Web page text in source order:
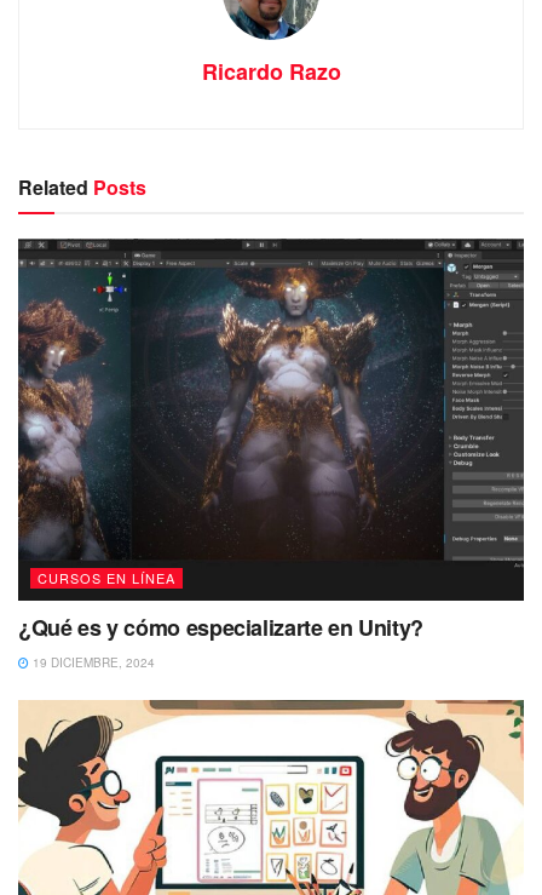
Ricardo Razo
Related Posts
CURSOS EN LÍNEA
¿Qué es y cómo especializarte en Unity?
19 DICIEMBRE, 2024